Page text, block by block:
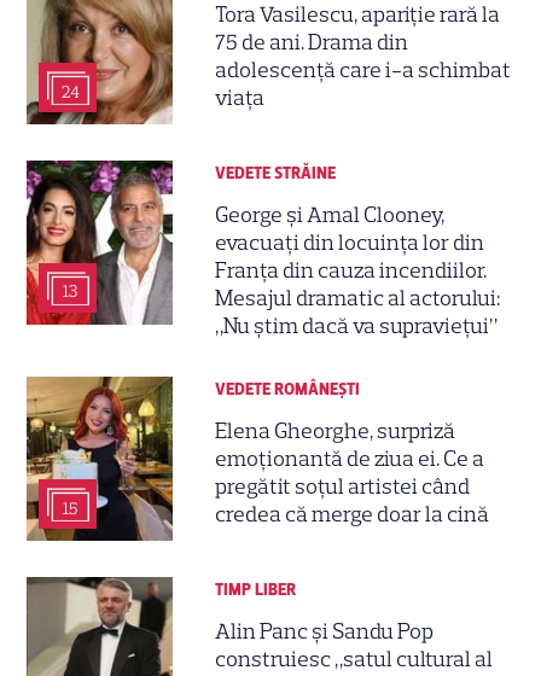
24
Tora Vasilescu, apariție rară la
75 de ani. Drama din
adolescență care i-a schimbat
viața
13
VEDETE STRĂINE
George și Amal Clooney,
evacuați din locuința lor din
Franța din cauza incendiilor.
Mesajul dramatic al actorului:
„Nu știm dacă va supraviețui”
15
VEDETE ROMÂNEŞTI
Elena Gheorghe, surpriză
emoționantă de ziua ei. Ce a
pregătit soțul artistei când
credea că merge doar la cină
TIMP LIBER
Alin Panc și Sandu Pop
construiesc „satul cultural al